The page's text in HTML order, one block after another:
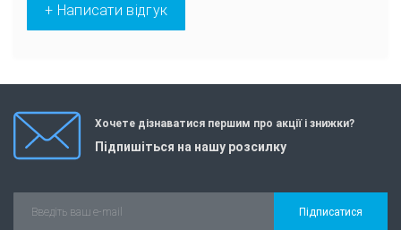
+ Написати відгук
Хочете дізнаватися першим про акції і знижки?
Підпишіться на нашу розсилку
Підписатися